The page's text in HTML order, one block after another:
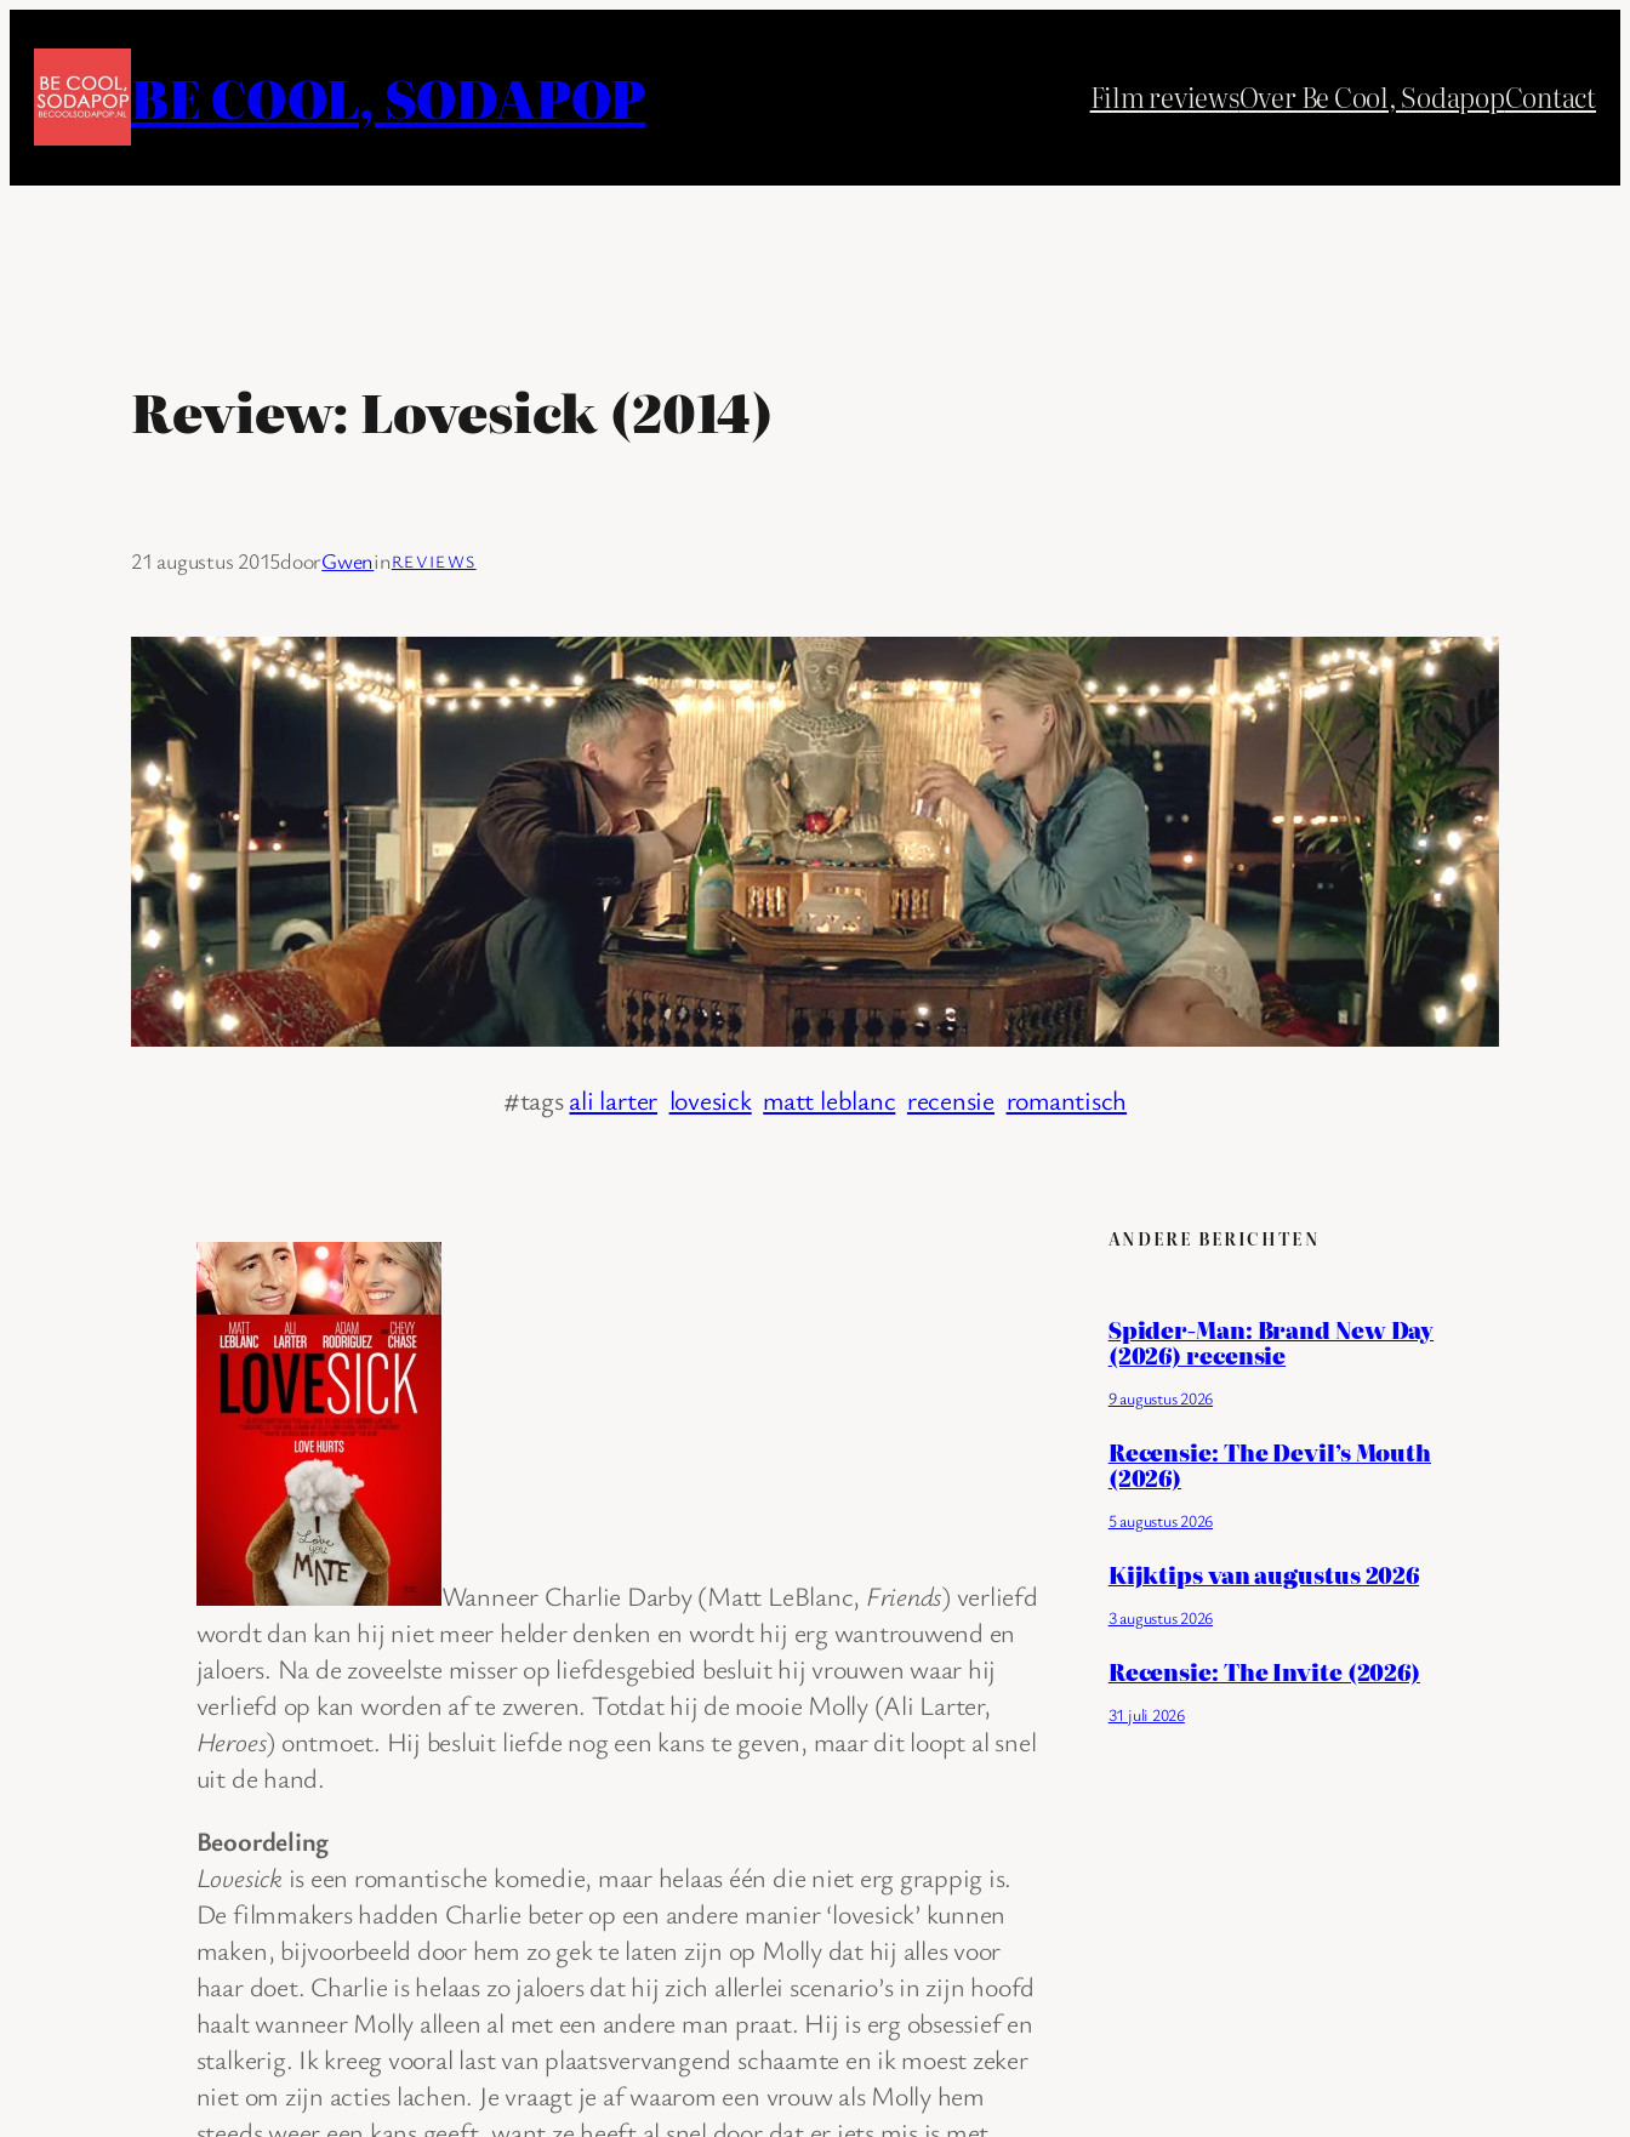
de
BE COOL, SODAPOP Film reviewsOver Be Cool, SodapopContact
Review: Lovesick (2014)
21 augustus 2015doorGweninREVIEWS
#tagsali larter lovesick matt leblanc recensie romantisch
Wanneer Charlie Darby (Matt LeBlanc, Friends) verliefd
wordt dan kan hij niet meer helder denken en wordt hij erg wantrouwend en
jaloers. Na de zoveelste misser op liefdesgebied besluit hij vrouwen waar hij
verliefd op kan worden af te zweren. Totdat hij de mooie Molly (Ali Larter,
Heroes) ontmoet. Hij besluit liefde nog een kans te geven, maar dit loopt al snel
uit de hand.
Beoordeling
Lovesick is een romantische komedie, maar helaas één die niet erg grappig is.
De filmmakers hadden Charlie beter op een andere manier ‘lovesick’ kunnen
maken, bijvoorbeeld door hem zo gek te laten zijn op Molly dat hij alles voor
haar doet. Charlie is helaas zo jaloers dat hij zich allerlei scenario’s in zijn hoofd
haalt wanneer Molly alleen al met een andere man praat. Hij is erg obsessief en
stalkerig. Ik kreeg vooral last van plaatsvervangend schaamte en ik moest zeker
niet om zijn acties lachen. Je vraagt je af waarom een vrouw als Molly hem
ANDERE BERICHTEN
Spider-Man: Brand New Day
(2026) recensie
9 augustus 2026
Recensie: The Devil’s Mouth
(2026)
5 augustus 2026
Kijktips van augustus 2026
3 augustus 2026
Recensie: The Invite (2026)
31 juli 2026